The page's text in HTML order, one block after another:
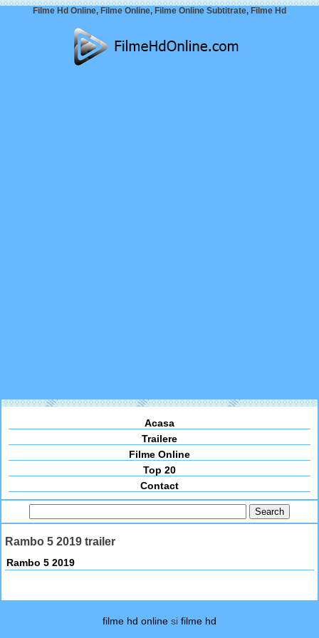
Filme Hd Online, Filme Online, Filme Online Subtitrate, Filme Hd
Acasa
Trailere
Filme Online
Top 20
Contact
Rambo 5 2019 trailer
Rambo 5 2019
filme hd online si filme hd